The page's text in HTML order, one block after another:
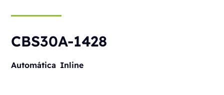
CBS30A-1428
Automática Inline